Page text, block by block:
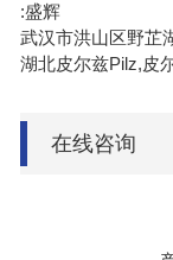
:盛辉
武汉市洪山区野芷
湖北皮尔兹Pilz,皮
在线咨询